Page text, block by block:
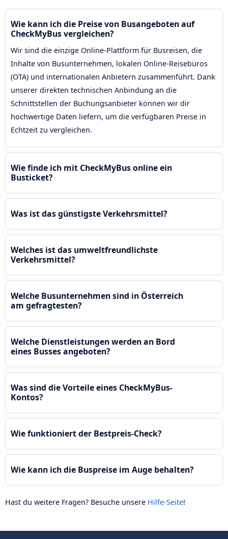
Wie kann ich die Preise von Busangeboten auf
CheckMyBus vergleichen?
Wir sind die einzige Online-Plattform für Busreisen, die
Inhalte von Busunternehmen, lokalen Online-Reisebüros
(OTA) und internationalen Anbietern zusammenführt. Dank
unserer direkten technischen Anbindung an die
Schnittstellen der Buchungsanbieter können wir dir
hochwertige Daten liefern, um die verfügbaren Preise in
Echtzeit zu vergleichen.
Wie finde ich mit CheckMyBus online ein
Busticket?
Was ist das günstigste Verkehrsmittel?
Welches ist das umweltfreundlichste
Verkehrsmittel?
Welche Busunternehmen sind in Österreich
am gefragtesten?
Welche Dienstleistungen werden an Bord
eines Busses angeboten?
Was sind die Vorteile eines CheckMyBus-
Kontos?
Wie funktioniert der Bestpreis-Check?
Wie kann ich die Buspreise im Auge behalten?
Hast du weitere Fragen? Besuche unsere Hilfe-Seite!